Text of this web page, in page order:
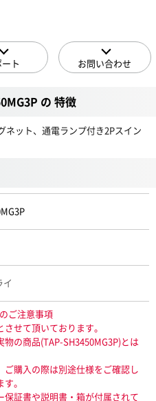
ト お問い合わせ
の 特徴
ネット、通電ランプ付き2Pスイン
イ
ご注意事項
せて頂いております。
の商品(TAP-SH3450MG3P)とは
購入の際は別途仕様をご確認し
。
証書や説明書・箱が付属されて